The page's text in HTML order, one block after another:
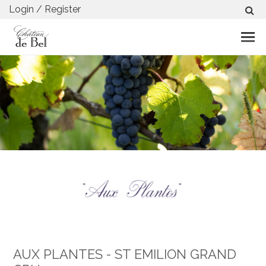
Login / Register
AUX PLANTES - ST EMILION GRAND